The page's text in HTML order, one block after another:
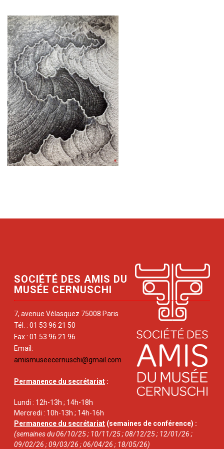
SOCIÉTÉ DES AMIS DU
MUSÉE CERNUSCHI
7, avenue Vélasquez 75008 Paris
Tél. : 01 53 96 21 50
Fax : 01 53 96 21 96
Email:
amismuseecernuschi@gmail.com
Permanence du secrétariat :
Lundi : 12h-13h ; 14h-18h
Mercredi : 10h-13h ; 14h-16h
Permanence du secrétariat (semaines de conférence) :
(semaines du 06/10/25 ; 10/11/25 ; 08/12/25 ; 12/01/26 ;
09/02/26 ; 09/03/26 ; 06/04/26 ; 18/05/26)